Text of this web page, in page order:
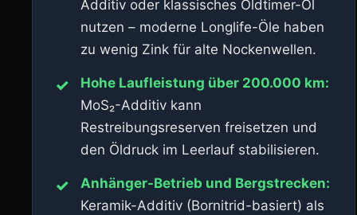
Additiv oder klassisches Oldtimer-Öl
nutzen – moderne Longlife-Öle haben
zu wenig Zink für alte Nockenwellen.
✓
Hohe Laufleistung über 200.000 km:
MoS₂-Additiv kann
Restreibungsreserven freisetzen und
den Öldruck im Leerlauf stabilisieren.
✓
Anhänger-Betrieb und Bergstrecken:
Keramik-Additiv (Bornitrid-basiert) als